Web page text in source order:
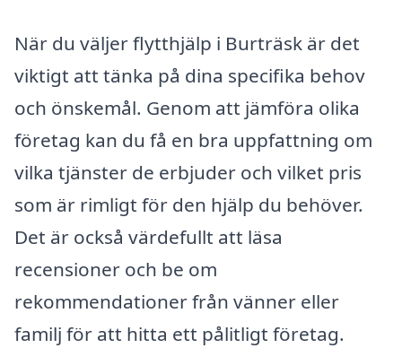
När du väljer flytthjälp i Burträsk är det
viktigt att tänka på dina specifika behov
och önskemål. Genom att jämföra olika
företag kan du få en bra uppfattning om
vilka tjänster de erbjuder och vilket pris
som är rimligt för den hjälp du behöver.
Det är också värdefullt att läsa
recensioner och be om
rekommendationer från vänner eller
familj för att hitta ett pålitligt företag.